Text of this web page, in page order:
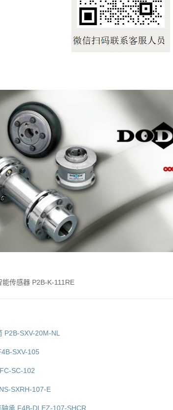
传感器 P2B-K-111RE
P2B-SXV-20M-NL
SXV-105
SC-102
SXRH-107-E
承 F4B-DLEZ-107-SHCR